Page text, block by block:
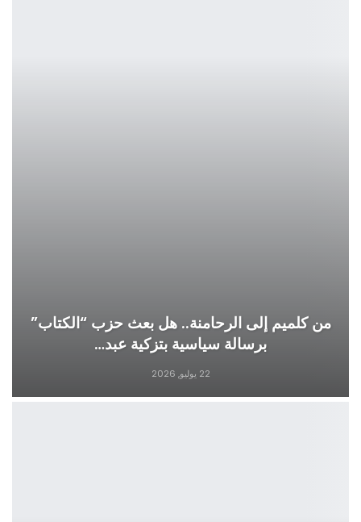
من كلميم إلى الرحامنة.. هل بعث حزب “الكتاب”
برسالة سياسية بتزكية عبد…
22 يوليو, 2026